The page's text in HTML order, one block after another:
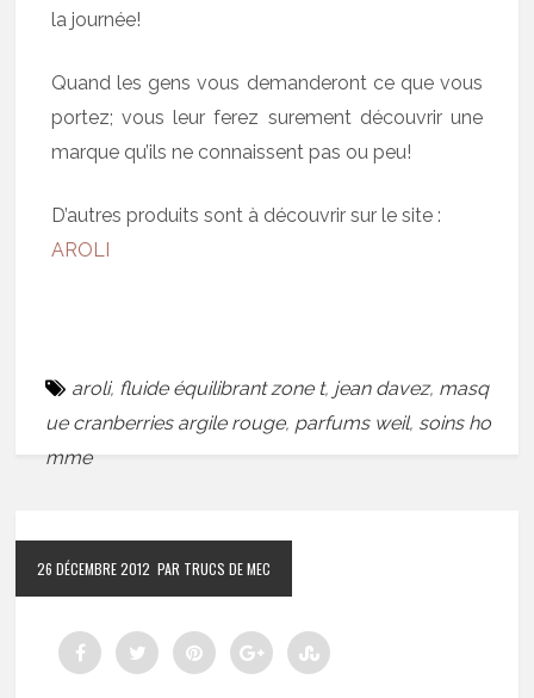
la journée!
Quand les gens vous demanderont ce que vous
portez; vous leur ferez surement découvrir une
marque qu’ils ne connaissent pas ou peu!
D’autres produits sont à découvrir sur le site :
AROLI
aroli, fluide équilibrant zone t, jean davez, masq
ue cranberries argile rouge, parfums weil, soins ho
mme
26 DÉCEMBRE 2012 PAR TRUCS DE MEC